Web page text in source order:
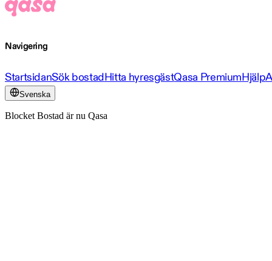
Navigering
StartsidanSök bostadHitta hyresgästQasa PremiumHjälp
Svenska
Blocket Bostad är nu Qasa